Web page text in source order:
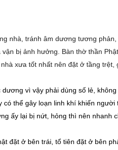
nhà, tránh âm dương tương
bị ảnh hưởng. Bàn thờ thần
xưa tốt nhất nên đặt ở tầng trệt,
vì vậy phải dùng số lẻ,
thể gây loạn linh khí khiến người
ấy lại bị nứt, hỏng thì nên nhanh
đặt ở bên trái, tổ tiên đặt ở bên